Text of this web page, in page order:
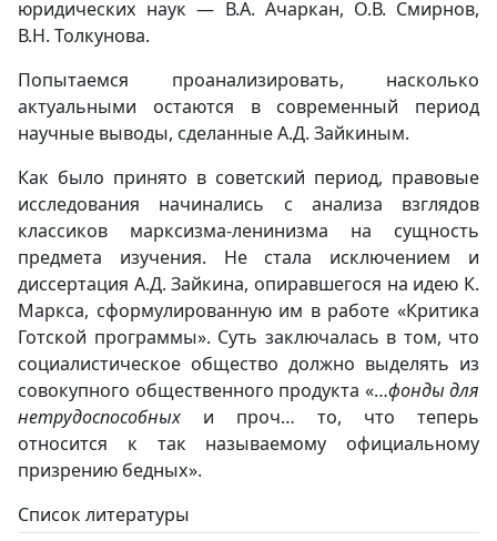
юридических наук — В.А. Ачаркан, О.В. Смирнов,
В.Н. Толкунова.
Попытаемся проанализировать, насколько
актуальными остаются в современный период
научные выводы, сделанные А.Д. Зайкиным.
Как было принято в советский период, правовые
исследования начинались с анализа взглядов
классиков марксизма-ленинизма на сущность
предмета изучения. Не стала исключением и
диссертация А.Д. Зайкина, опиравшегося на идею К.
Маркса, сформулированную им в работе «Критика
Готской программы». Суть заключалась в том, что
социалистическое общество должно выделять из
совокупного общественного продукта «…фонды для
нетрудоспособных и проч… то, что теперь
относится к так называемому официальному
призрению бедных».
Список литературы